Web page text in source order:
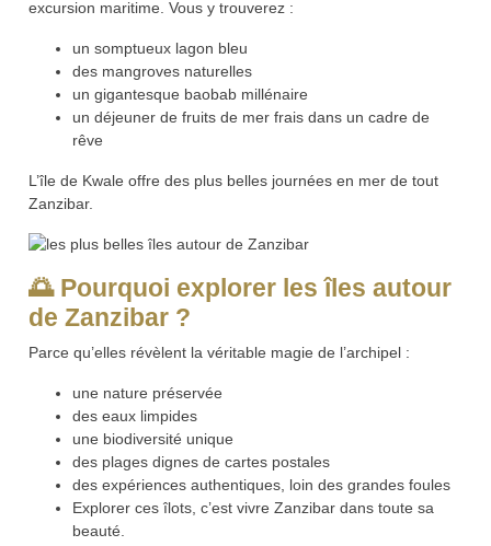
excursion maritime. Vous y trouverez :
un somptueux lagon bleu
des mangroves naturelles
un gigantesque baobab millénaire
un déjeuner de fruits de mer frais dans un cadre de
rêve
L’île de Kwale offre des plus belles journées en mer de tout
Zanzibar.
🌅Pourquoi explorer les îles autour
de Zanzibar ?
Parce qu’elles révèlent la véritable magie de l’archipel :
une nature préservée
des eaux limpides
une biodiversité unique
des plages dignes de cartes postales
des expériences authentiques, loin des grandes foules
Explorer ces îlots, c’est vivre Zanzibar dans toute sa
beauté.